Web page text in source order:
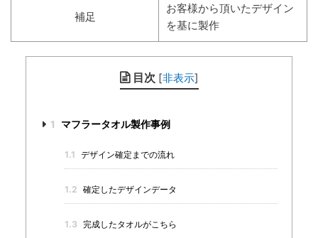
補足
お客様から頂いたデザイン
を基に製作
目次 [非表示]
1 マフラータオル製作事例
1.1 デザイン確定までの流れ
1.2 確定したデザインデータ
1.3 完成したタオルがこちら